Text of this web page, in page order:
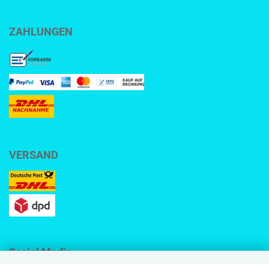
ZAHLUNGEN
VERSAND
Social Media